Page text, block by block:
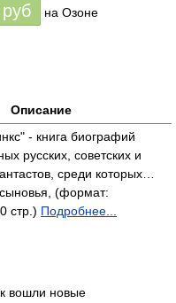
руб на Озоне
Описание
- книга биографий
русских, советских и
среди которых…
(формат:
стр.) Подробнее...
вошли новые